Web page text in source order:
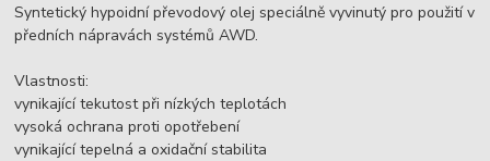
Syntetický hypoidní převodový olej speciálně vyvinutý pro použití v
předních nápravách systémů AWD.
Vlastnosti:
vynikající tekutost při nízkých teplotách
vysoká ochrana proti opotřebení
vynikající tepelná a oxidační stabilita